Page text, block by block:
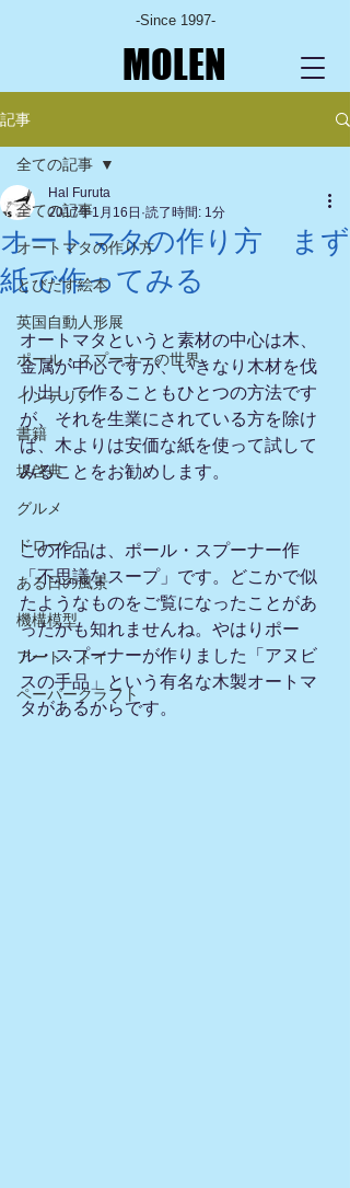
-Since 1997-
MOLEN
記事
全ての記事
オートマタの作り方
とびだす絵本
英国自動人形展
ポール・スプーナーの世界
インテリア
書籍
坂啓典
グルメ
ドローン
ある日の風景
機構模型
アート・トイ
ペーパークラフト
全ての記事
オートマタの作り方 まず
紙で作ってみる
Hal Furuta
2017年1月16日 読了時間: 1分
オートマタというと素材の中心は木、
金属が中心ですが、いきなり木材を伐
り出して作ることもひとつの方法です
が、それを生業にされている方を除け
ば、木よりは安価な紙を使って試して
みることをお勧めします。
この作品は、ポール・スプーナー作
「不思議なスープ」です。どこかで似
たようなものをご覧になったことがあ
ったかも知れませんね。やはりポー
ル・スプーナーが作りました「アヌビ
スの手品」という有名な木製オートマ
タがあるからです。